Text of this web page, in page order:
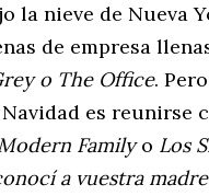
la nieve de Nueva
de empresa
o The Office.
es reunirse
Familyo Los
a vuestra madre